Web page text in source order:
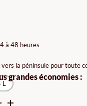
:
à 48 heures
la péninsule pour toute
grandes économies :
L